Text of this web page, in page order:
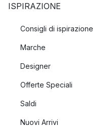
ISPIRAZIONE
Consigli di ispirazione
Marche
Designer
Offerte Speciali
Saldi
Nuovi Arrivi